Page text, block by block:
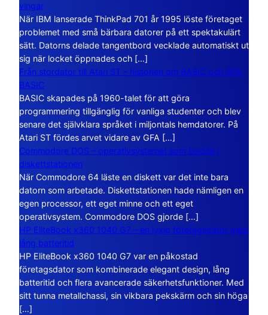
vingar
När IBM lanserade ThinkPad 701 år 1995 löste företaget
problemet med små bärbara datorer på ett spektakulärt
sätt. Datorns delade tangentbord vecklade automatiskt ut
sig när locket öppnades och […]
Från stordator till Atari ST – historien om BASIC och GFA
BASIC
BASIC skapades på 1960-talet för att göra
programmering tillgänglig för vanliga studenter och blev
senare det självklara språket i miljontals hemdatorer. På
Atari ST fördes arvet vidare av GFA […]
Commodore DOS – operativsystemet som bodde i
diskettstationen
När Commodore 64 läste en diskett var det inte bara
datorn som arbetade. Diskettstationen hade nämligen en
egen processor, ett eget minne och ett eget
operativsystem. Commodore DOS gjorde […]
HP EliteBook x360 1040 G7 – en lyxig företagsdator med
lång batteritid
HP EliteBook x360 1040 G7 var en påkostad
företagsdator som kombinerade elegant design, lång
batteritid och flera avancerade säkerhetsfunktioner. Med
sitt tunna metallchassi, sin vikbara pekskärm och sin höga
[…]